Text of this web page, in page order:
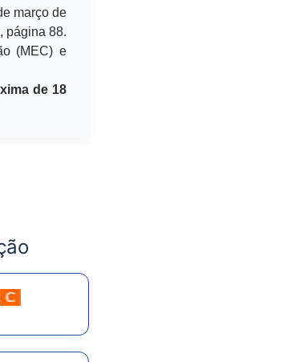
março de
página 88.
(MEC) e
de 18